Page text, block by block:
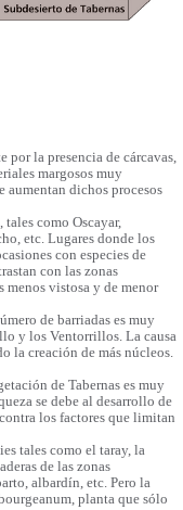
por la presencia de cárcavas,
margosos muy
aumentan dichos procesos
como Oscayar,
etc. Lugares donde los
con especies de
con las zonas
menos vistosa y de menor
de barriadas es muy
y los Ventorrillos. La causa
la creación de más núcleos.
de Tabernas es muy
se debe al desarrollo de
los factores que limitan
tales como el taray, la
de las zonas
albardín, etc. Pero la
planta que sólo